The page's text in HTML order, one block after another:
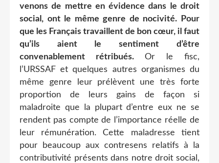
venons de mettre en évidence dans le droit
social, ont le même genre de nocivité. Pour
que les Français travaillent de bon cœur, il faut
qu’ils aient le sentiment d’être
convenablement rétribués. Or le fisc,
l’URSSAF et quelques autres organismes du
même genre leur prélèvent une très forte
proportion de leurs gains de façon si
maladroite que la plupart d’entre eux ne se
rendent pas compte de l’importance réelle de
leur rémunération. Cette maladresse tient
pour beaucoup aux contresens relatifs à la
contributivité présents dans notre droit social,